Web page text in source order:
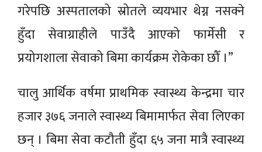
गरेपछि अस्पतालको स्रोतले व्ययभार थेग्न नसक्ने
हुँदा सेवाग्राहीले पाउँदै आएको फार्मेसी र
प्रयोगशाला सेवाको बिमा कार्यक्रम रोकेका छौँ ।”
चालु आर्थिक वर्षमा प्राथमिक स्वास्थ्य केन्द्रमा चार
हजार ३७६ जनाले स्वास्थ्य बिमामार्फत सेवा लिएका
छन् । बिमा सेवा कटौती हुँदा ६५ जना मात्रै स्वास्थ्य